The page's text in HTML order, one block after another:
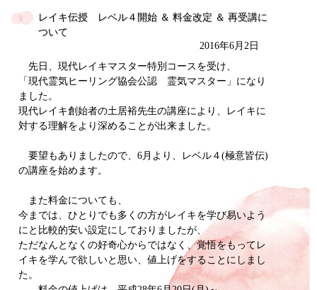
レイキ伝授 レベル４開始 ＆ 料金改定 ＆ 再受講に
ついて
2016年6月2日
先日、現代レイキマスター特別コースを受け、
「現代霊気ヒーリング協会公認 霊気マスター」になり
ました。
現代レイキ創始者の土居裕先生の講座により、レイキに
対する理解をより深めることが出来ました。
要望もありましたので、6月より、レベル４(極意皆伝)
の講座を始めます。
また料金についても、
今までは、ひとりでも多くの方がレイキを学び易いよう
にと比較的安い設定にしておりましたが、
ただなんとなくの好奇心からではなく、覚悟をもってレ
イキを学んで欲しいと思い、値上げをすることにしまし
た。